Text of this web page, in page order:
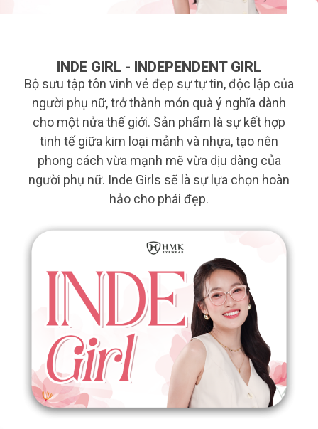
INDE GIRL - INDEPENDENT GIRL
Bộ sưu tập tôn vinh vẻ đẹp sự tự tin, độc lập của
người phụ nữ, trở thành món quà ý nghĩa dành
cho một nửa thế giới. Sản phẩm là sự kết hợp
tinh tế giữa kim loại mảnh và nhựa, tạo nên
phong cách vừa mạnh mẽ vừa dịu dàng của
người phụ nữ. Inde Girls sẽ là sự lựa chọn hoàn
hảo cho phái đẹp.